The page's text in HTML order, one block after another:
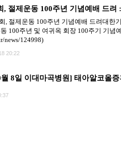
, 절제운동 100주년 기념예배 드려
, 절제운동 100주년 기념예배 드려대한
100주년 및 여귀옥 회장 100주기 기
news/124998)
20:22
8일 이대마곡병원] 태아알코올